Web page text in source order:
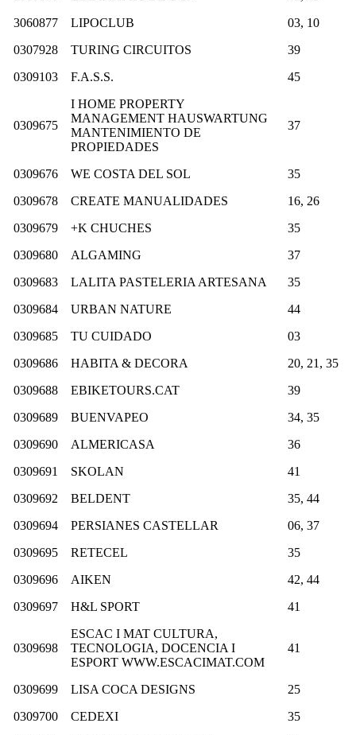
3060877
LIPOCLUB
03, 10
0307928
TURING CIRCUITOS
39
0309103
F.A.S.S. 45
0309675
I HOME PROPERTY
MANAGEMENT HAUSWARTUNG
MANTENIMIENTO DE
PROPIEDADES
37
0309676 WE COSTA DEL SOL
35
0309678
CREATE MANUALIDADES
16, 26
0309679
+K CHUCHES
35
0309680
ALGAMING
37
0309683
LALITA PASTELERIA ARTESANA
35
0309684
URBAN NATURE
44
0309685
TU CUIDADO
03
0309686
HABITA & DECORA
20, 21, 35
0309688
EBIKETOURS.CAT
39
0309689
BUENVAPEO
34, 35
0309690
ALMERICASA
36
0309691
SKOLAN
41
0309692
BELDENT
35, 44
0309694
PERSIANES CASTELLAR
06, 37
0309695
RETECEL
35
0309696
AIKEN
42, 44
0309697
H&L SPORT 41
0309698
ESCAC I MAT CULTURA,
TECNOLOGIA, DOCENCIA I
ESPORT WWW.ESCACIMAT.COM
41
0309699 LISA COCA DESIGNS
25
0309700
CEDEXI
35